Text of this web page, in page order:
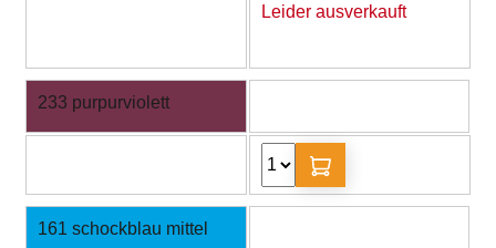
Leider ausverkauft
233 purpurviolett
161 schockblau mittel